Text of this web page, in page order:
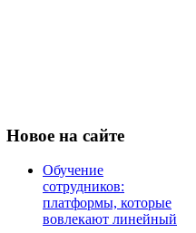
Новое на сайте
Обучение
сотрудников:
платформы, которые
вовлекают линейный